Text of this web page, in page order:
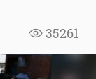
35261